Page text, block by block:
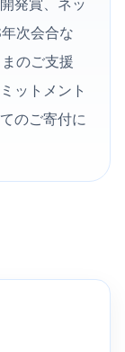
発賞、ネッ
次会合な
のご支援
ットメント
のご寄付に